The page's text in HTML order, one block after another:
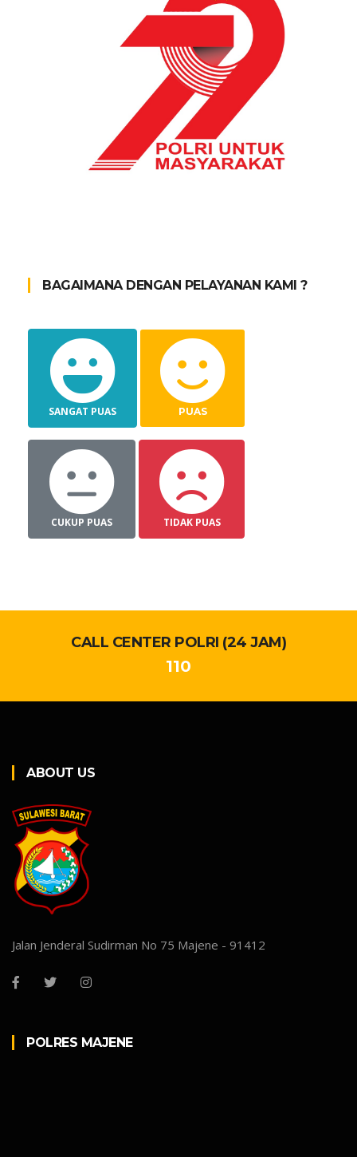
BAGAIMANA DENGAN PELAYANAN KAMI ?
SANGAT PUAS PUAS
CUKUP PUAS TIDAK PUAS
CALL CENTER POLRI (24 JAM)
110
ABOUT US
Jalan Jenderal Sudirman No 75 Majene - 91412
POLRES MAJENE